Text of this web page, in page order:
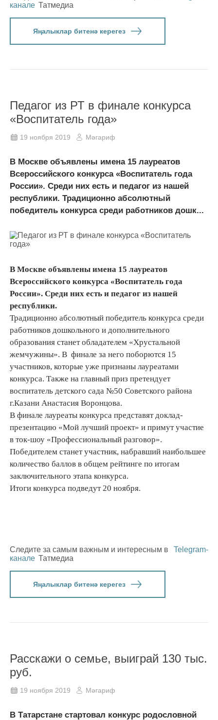
канале Татмедиа
Яңалыклар битенә керегез
Педагог из РТ в финале конкурса
«Воспитатель года»
19 ноября 2019 Мәгариф
В Москве объявлены имена 15 лауреатов
Всероссийского конкурса «Воспитатель года
России». Среди них есть и педагог из нашей
республики. Традиционно абсолютный
победитель конкурса среди работников дошк...
В Москве объявлены имена 15 лауреатов
Всероссийского конкурса «Воспитатель года
России». Среди них есть и педагог из нашей
республики.
Традиционно абсолютный победитель конкурса среди
работников дошкольного и дополнительного
образования станет обладателем «Хрустальной
жемчужины». В финале за него поборются 15
участников, которые уже признаны лауреатами
конкурса. Также на главный приз претендует
воспитатель детского сада №50 Советского района
г.Казани Анастасия Воронцова.
В финале лауреаты конкурса представят доклад-
презентацию «Мой лучший проект» и примут участие
в ток-шоу «Профессиональный разговор».
Победителем станет участник, набравший наибольшее
количество баллов в общем рейтинге по итогам
заключительного этапа конкурса.
Итоги конкурса подведут 20 ноября.
Следите за самым важным и интересным в
Telegram-
канале Татмедиа
Яңалыклар битенә керегез
Расскажи о семье, выиграй 130 тыс.
руб.
19 ноября 2019 Мәгариф
В Татарстане стартовал конкурс родословной